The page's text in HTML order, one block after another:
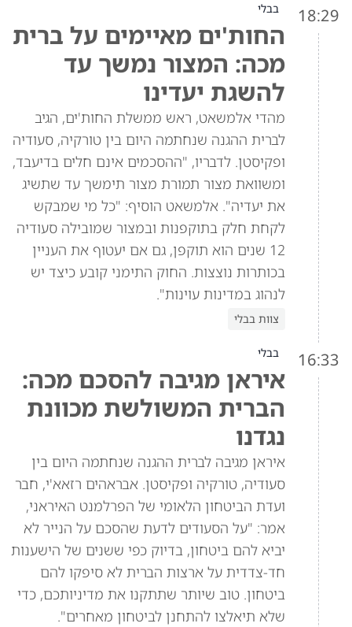
18:29 בבלי
החות'ים מאיימים על ברית
מכה: המצור נמשך עד
להשגת יעדינו
מהדי אלמשאט, ראש ממשלת החות'ים, הגיב
לברית ההגנה שנחתמה היום בין טורקיה, סעודיה
ופקיסטן. לדבריו, "ההסכמים אינם חלים בדיעבד,
ומשוואת מצור תמורת מצור תימשך עד שתשיג
את יעדיה". אלמשאט הוסיף: "כל מי שמבקש
לקחת חלק בתוקפנות ובמצור שמובילה סעודיה
12 שנים הוא תוקפן, גם אם יעטוף את העניין
בכותרות נוצצות. החוק התימני קובע כיצד יש
לנהוג במדינות עוינות".
צוות בבלי
16:33 בבלי
איראן מגיבה להסכם מכה:
הברית המשולשת מכוונת
נגדנו
איראן מגיבה לברית ההגנה שנחתמה היום בין
סעודיה, טורקיה ופקיסטן. אבראהים רזאא'י, חבר
ועדת הביטחון הלאומי של הפרלמנט האיראני,
אמר: "על הסעודים לדעת שהסכם על הנייר לא
יביא להם ביטחון, בדיוק כפי ששנים של הישענות
חד-צדדית על ארצות הברית לא סיפקו להם
ביטחון. טוב שיותר שתתקנו את מדיניותכם, כדי
שלא תיאלצו להתחנן לביטחון מאחרים".